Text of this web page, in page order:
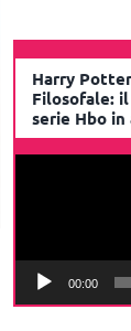
Harry
Filosofale:
serie Hbo
00:00